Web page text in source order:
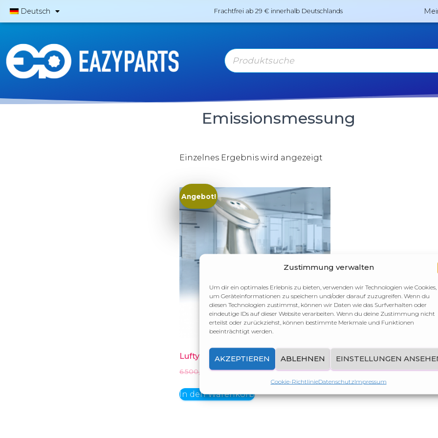
Zustimmung verwalten
Um dir ein optimales Erlebnis zu bieten, verwenden wir Technologien wie Cookies,
um Geräteinformationen zu speichern und/oder darauf zuzugreifen. Wenn du
diesen Technologien zustimmst, können wir Daten wie das Surfverhalten oder
eindeutige IDs auf dieser Website verarbeiten. Wenn du deine Zustimmung nicht
erteilst oder zurückziehst, können bestimmte Merkmale und Funktionen
beeinträchtigt werden.
AKZEPTIEREN ABLEHNEN EINSTELLUNGEN
Cookie-RichtlinieDatenschutzImpressum
Deutsch Frachtfrei ab 29 € innerhalb Deutschlands
Emissionsmessung
Einzelnes Ergebnis wird angezeigt
Angebot!
Luftykuss
6.500,00€ 5.200,00€
In den Warenkorb